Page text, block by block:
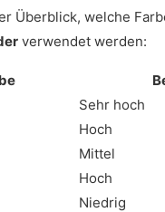
Überblick, welche
verwendet werden:
Sehr hoch
Hoch
Mittel
Hoch
Niedrig